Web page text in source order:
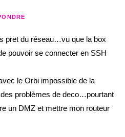
pret du réseau…vu que la box
pouvoir se connecter en SSH
le Orbi impossible de la
problèmes de deco…pourtant
un DMZ et mettre mon routeur